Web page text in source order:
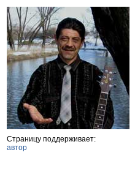
Страницу поддерживает:
автор